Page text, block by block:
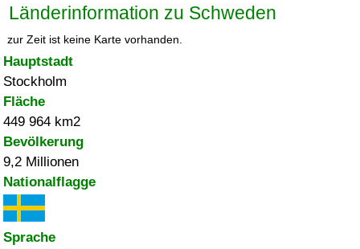
Länderinformation zu Schweden
zur Zeit ist keine Karte vorhanden.
Hauptstadt
Stockholm
Fläche
449 964 km2
Bevölkerung
9,2 Millionen
Nationalflagge
Sprache